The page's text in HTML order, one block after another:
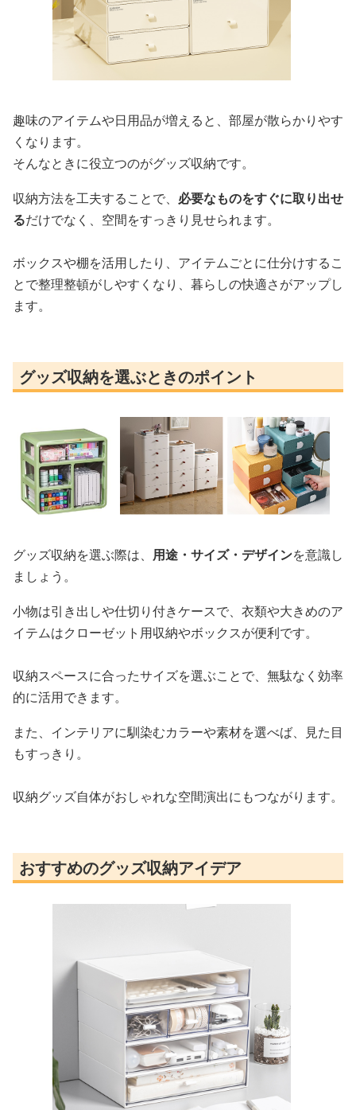
趣味のアイテムや日用品が増えると、部屋が散らかりやす
くなります。
そんなときに役立つのがグッズ収納です。
収納方法を工夫することで、 必要なものをすぐに取り出せ
るだけでなく、空間をすっきり見せられます。
ボックスや棚を活用したり、アイテムごとに仕分けするこ
とで整理整頓がしやすくなり、暮らしの快適さがアップし
ます。
グッズ収納を選ぶときのポイント
グッズ収納を選ぶ際は、 用途・サイズ・デザインを意識し
ましょう。
小物は引き出しや仕切り付きケースで、衣類や大きめのア
イテムはクローゼット用収納やボックスが便利です。
収納スペースに合ったサイズを選ぶことで、無駄なく効率
的に活用できます。
また、インテリアに馴染むカラーや素材を選べば、見た目
もすっきり。
収納グッズ自体がおしゃれな空間演出にもつながります。
おすすめのグッズ収納アイデア